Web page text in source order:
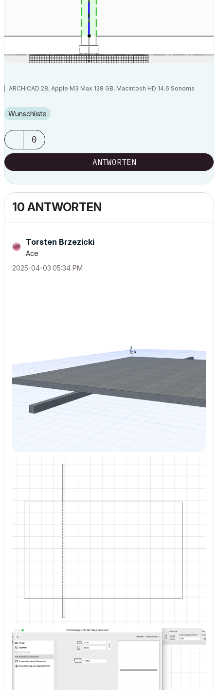
ARCHICAD 28, Apple M3 Max 128 GB, Macintosh HD 14.6 Sonoma
Wunschliste
0
ANTWORTEN
10 ANTWORTEN
Torsten Brzezicki
Ace
‎2025-04-03 05:34 PM